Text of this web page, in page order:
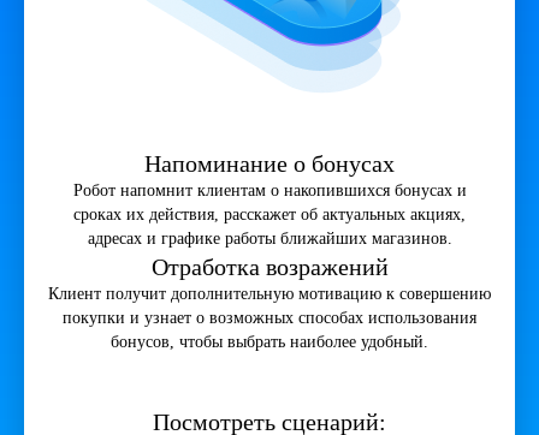
Напоминание о бонусах
Робот напомнит клиентам о накопившихся бонусах и
сроках их действия, расскажет об актуальных акциях,
адресах и графике работы ближайших магазинов.
Отработка возражений
Клиент получит дополнительную мотивацию к совершению
покупки и узнает о возможных способах использования
бонусов, чтобы выбрать наиболее удобный.
Посмотреть сценарий: